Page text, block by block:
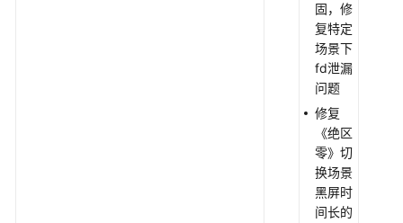
固，修
复特定
场景下
fd泄漏
问题
修复
《绝区
零》切
换场景
黑屏时
间长的